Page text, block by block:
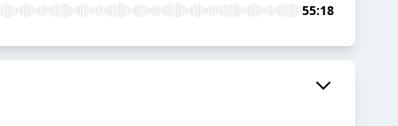
55:18